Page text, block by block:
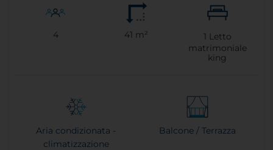
4 41 m² 1 Letto
matrimoniale
king
Aria condizionata -
climatizzazione
Balcone / Terrazza